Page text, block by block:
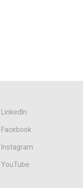
LinkedIn
Facebook
Instagram
YouTube